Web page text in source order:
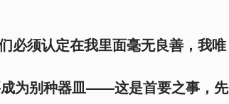
必须认定在我里面毫无良善，我唯
为别种器皿——这是首要之事，先